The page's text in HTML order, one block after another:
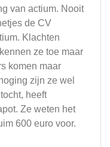
van actium. Nooit
de CV
Klachten
ze toe maar
komen maar
zijn ze wel
heeft
Ze weten het
600 euro voor.